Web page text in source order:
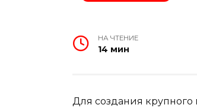
НА ЧТЕНИЕ
14 мин
Для создания крупного